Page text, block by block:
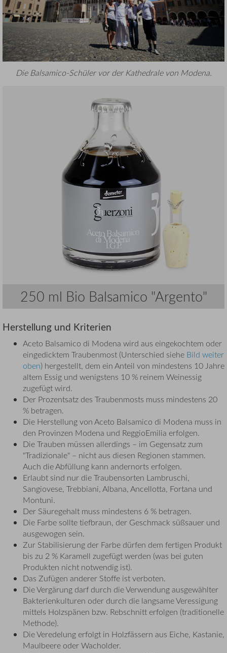
Die Balsamico-Schüler vor der Kathedrale von Modena.
250 ml Bio Balsamico "Argento"
Herstellung und Kriterien
Aceto Balsamico di Modena wird aus eingekochtem oder
eingedicktem Traubenmost (Unterschied siehe Bild weiter
oben) hergestellt, dem ein Anteil von mindestens 10 Jahre
altem Essig und wenigstens 10 % reinem Weinessig
zugefügt wird.
Der Prozentsatz des Traubenmosts muss mindestens 20
% betragen.
Die Herstellung von Aceto Balsamico di Modena muss in
den Provinzen Modena und ReggioEmilia erfolgen.
Die Trauben müssen allerdings – im Gegensatz zum
"Tradizionale" – nicht aus diesen Regionen stammen.
Auch die Abfüllung kann andernorts erfolgen.
Erlaubt sind nur die Traubensorten Lambruschi,
Sangiovese, Trebbiani, Albana, Ancellotta, Fortana und
Montuni.
Der Säuregehalt muss mindestens 6 % betragen.
Die Farbe sollte tiefbraun, der Geschmack süßsauer und
ausgewogen sein.
Zur Stabilisierung der Farbe dürfen dem fertigen Produkt
bis zu 2 % Karamell zugefügt werden (was bei guten
Produkten nicht notwendig ist).
Das Zufügen anderer Stoffe ist verboten.
Die Vergärung darf durch die Verwendung ausgewählter
Bakterienkulturen oder durch die langsame Veressigung
mittels Holzspänen bzw. Rebschnitt erfolgen (traditionelle
Methode).
Die Veredelung erfolgt in Holzfässern aus Eiche, Kastanie,
Maulbeere oder Wacholder.